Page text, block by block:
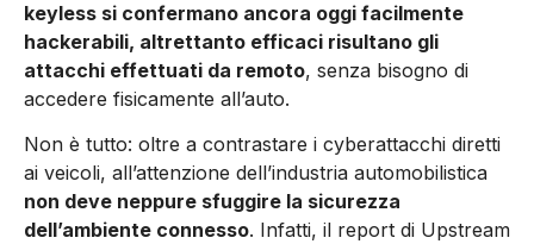
keyless si confermano ancora oggi facilmente
hackerabili, altrettanto efficaci risultano gli
attacchi effettuati da remoto, senza bisogno di
accedere fisicamente all’auto.
Non è tutto: oltre a contrastare i cyberattacchi diretti
ai veicoli, all’attenzione dell’industria automobilistica
non deve neppure sfuggire la sicurezza
dell’ambiente connesso. Infatti, il report di Upstream